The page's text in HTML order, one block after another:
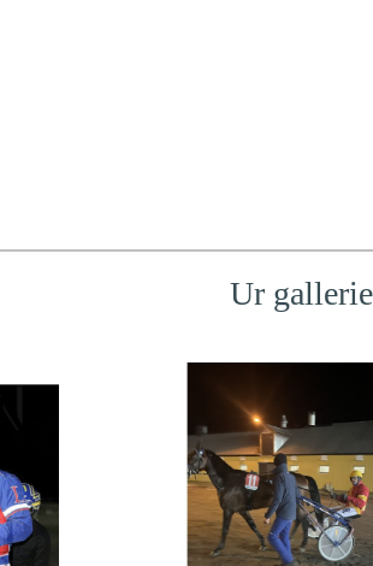
Ur